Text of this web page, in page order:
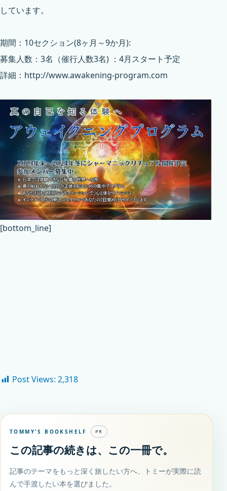
しています。
期間：10セクション(8ヶ月～9か月):
募集人数：3名（催行人数3名) ：4月スタート予定
詳細： http://www.awakening-program.com
[bottom_line]
Post Views: 2,318
TOMMY'S BOOKSHELF PR
この記事の続きは、この一冊で。
記事のテーマをもっと深く旅したい方へ、トミーが実際に読
んで手渡したい本を選びました。